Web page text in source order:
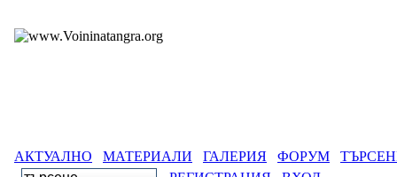
АКТУАЛНО МАТЕРИАЛИ ГАЛЕРИЯ ФОРУМ